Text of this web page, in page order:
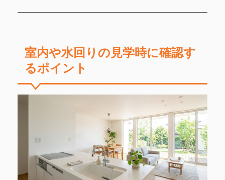
室内や水回りの見学時に確認す
るポイント